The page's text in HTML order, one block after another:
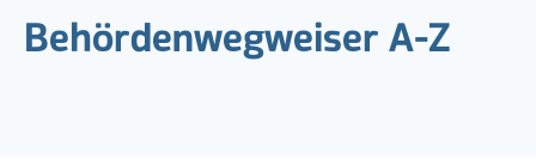
Behördenwegweiser A-Z